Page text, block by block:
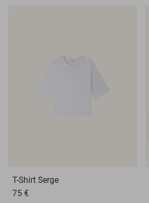
T-Shirt Serge
75 €